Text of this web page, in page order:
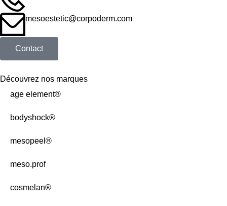
mesoestetic@corpoderm.com
Contact
Découvrez nos marques
age element®
bodyshock®
mesopeel®
meso.prof
cosmelan®